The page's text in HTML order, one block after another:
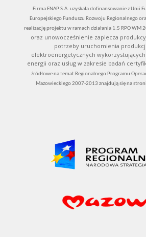
Firma ENAP S.A. uzyskała dofinansowanie z Unii
Europejskiego Funduszu Rozwoju Regionalnego
realizację projektu w ramach działania 1.5 RPO WM
oraz unowocześnienie zaplecza
potrzeby uruchomienia
elektroenergetycznych wykorzystujących
energii oraz usług w zakresie badań
źródłowe na temat Regionalnego Programu
Mazowieckiego 2007-2013 znajdują się na